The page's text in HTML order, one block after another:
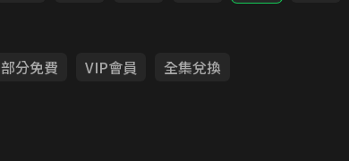
部分免費 VIP會員 全集兌換